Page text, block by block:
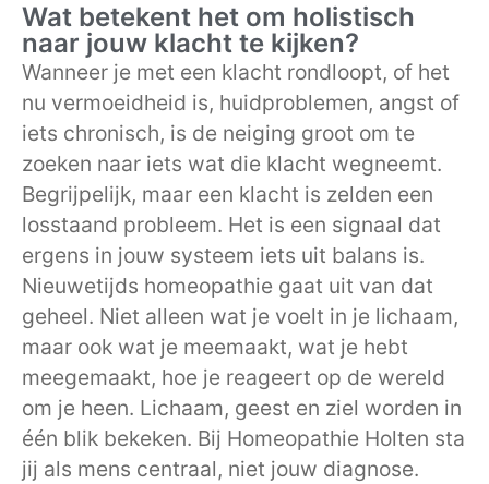
Wat betekent het om holistisch
naar jouw klacht te kijken?
Wanneer je met een klacht rondloopt, of het
nu vermoeidheid is, huidproblemen, angst of
iets chronisch, is de neiging groot om te
zoeken naar iets wat die klacht wegneemt.
Begrijpelijk, maar een klacht is zelden een
losstaand probleem. Het is een signaal dat
ergens in jouw systeem iets uit balans is.
Nieuwetijds homeopathie gaat uit van dat
geheel. Niet alleen wat je voelt in je lichaam,
maar ook wat je meemaakt, wat je hebt
meegemaakt, hoe je reageert op de wereld
om je heen. Lichaam, geest en ziel worden in
één blik bekeken. Bij Homeopathie Holten sta
jij als mens centraal, niet jouw diagnose.